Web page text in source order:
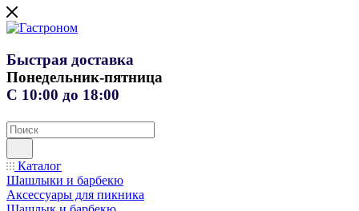
Быстрая доставка
Понедельник-пятница
С 10:00 до 18:00
Каталог
Шашлыки и барбекю
Аксессуары для пикника